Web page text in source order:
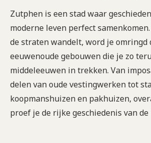
Zutphen is een stad waar
moderne leven perfect
de straten wandelt, word je omringd
eeuwenoude gebouwen die je zo
middeleeuwen in trekken. Van
delen van oude vestingwerken tot
koopmanshuizen en pakhuizen,
proef je de rijke geschiedenis van de